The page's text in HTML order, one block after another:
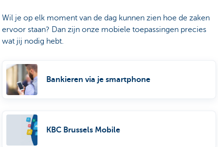
Wil je op elk moment van de dag kunnen zien hoe de zaken
ervoor staan? Dan zijn onze mobiele toepassingen precies
wat jij nodig hebt.
Bankieren via je smartphone
KBC Brussels Mobile